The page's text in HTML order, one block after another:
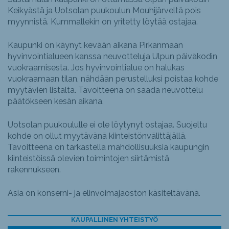
Keikyästä ja Uotsolan puukoulun Mouhijärveltä pois
myynnistä. Kummallekin on yritetty löytää ostajaa.
Kaupunki on käynyt kevään aikana Pirkanmaan
hyvinvointialueen kanssa neuvotteluja Ulpun päiväkodin
vuokraamisesta. Jos hyvinvointialue on halukas
vuokraamaan tilan, nähdään perustelluksi poistaa kohde
myytävien listalta. Tavoitteena on saada neuvottelu
päätökseen kesän aikana.
Uotsolan puukoululle ei ole löytynyt ostajaa. Suojeltu
kohde on ollut myytävänä kiinteistönvälittäjällä.
Tavoitteena on tarkastella mahdollisuuksia kaupungin
kiinteistöissä olevien toimintojen siirtämistä
rakennukseen.
Asia on konserni- ja elinvoimajaoston käsiteltävänä.
KAUPALLINEN YHTEISTYÖ